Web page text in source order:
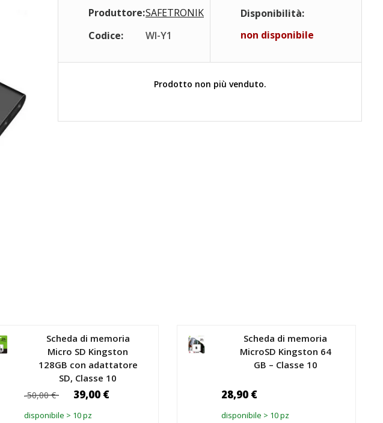
Produttore:SAFETRONIK
Codice:
WI-Y1
Disponibilità:
non disponibile
Prodotto non più venduto.
Scheda di memoria
Micro SD Kingston
128GB con adattatore
SD, Classe 10
50,00 € 39,00 €
disponibile > 10 pz
Scheda di memoria
MicroSD Kingston 64
GB – Classe 10
28,90 €
disponibile > 10 pz